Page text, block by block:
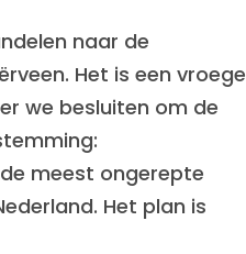
naar de
Het is een vroege
we besluiten om de
meest ongerepte
Het plan is